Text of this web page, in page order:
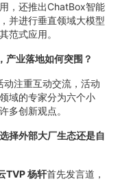
，还推出ChatBox智能
并进行垂直领域大模型
范式应用。
产业落地如何突围？
注重互动交流，活动
域的专家分为六个小
多创新观点。
择外部大厂生态还是自
TVP 杨轩首先发言道，